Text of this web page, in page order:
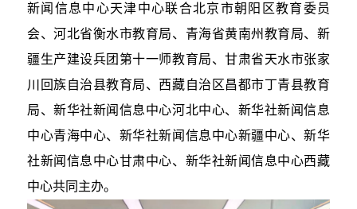
新闻信息中心天津中心联合北京市朝阳区教育委员
会、河北省衡水市教育局、青海省黄南州教育局、新
疆生产建设兵团第十一师教育局、甘肃省天水市张家
川回族自治县教育局、西藏自治区昌都市丁青县教育
局、新华社新闻信息中心河北中心、新华社新闻信息
中心青海中心、新华社新闻信息中心新疆中心、新华
社新闻信息中心甘肃中心、新华社新闻信息中心西藏
中心共同主办。